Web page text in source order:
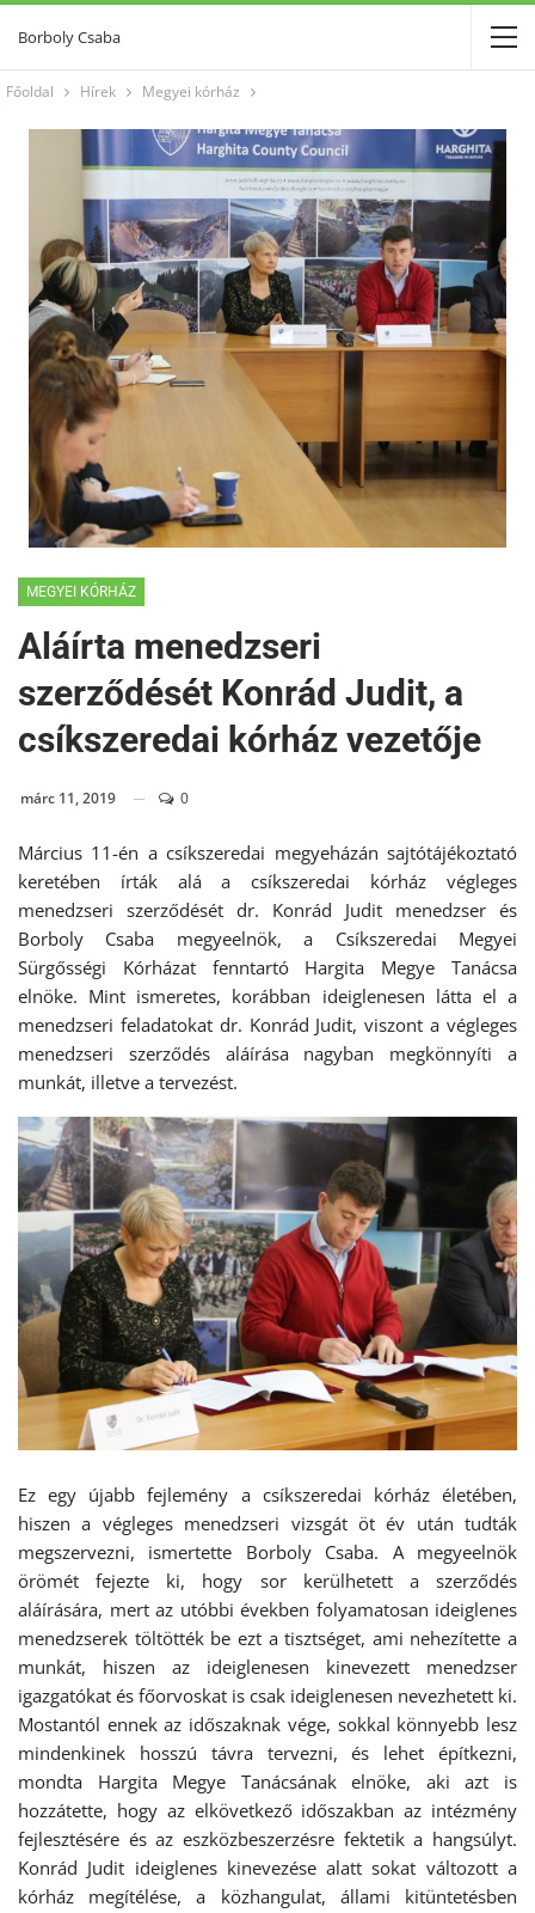
Borboly Csaba
Főoldal Hírek Megyei kórház
MEGYEI KÓRHÁZ
Aláírta menedzseri
szerződését Konrád Judit, a
csíkszeredai kórház vezetője
márc 11, 2019 0
Március 11-én a csíkszeredai megyeházán sajtótájékoztató
keretében írták alá a csíkszeredai kórház végleges
menedzseri szerződését dr. Konrád Judit menedzser és
Borboly Csaba megyeelnök, a Csíkszeredai Megyei
Sürgősségi Kórházat fenntartó Hargita Megye Tanácsa
elnöke. Mint ismeretes, korábban ideiglenesen látta el a
menedzseri feladatokat dr. Konrád Judit, viszont a végleges
menedzseri szerződés aláírása nagyban megkönnyíti a
munkát, illetve a tervezést.
Ez egy újabb fejlemény a csíkszeredai kórház életében,
hiszen a végleges menedzseri vizsgát öt év után tudták
megszervezni, ismertette Borboly Csaba. A megyeelnök
örömét fejezte ki, hogy sor kerülhetett a szerződés
aláírására, mert az utóbbi években folyamatosan ideiglenes
menedzserek töltötték be ezt a tisztséget, ami nehezítette a
munkát, hiszen az ideiglenesen kinevezett menedzser
igazgatókat és főorvoskat is csak ideiglenesen nevezhetett ki.
Mostantól ennek az időszaknak vége, sokkal könnyebb lesz
mindenkinek hosszú távra tervezni, és lehet építkezni,
mondta Hargita Megye Tanácsának elnöke, aki azt is
hozzátette, hogy az elkövetkező időszakban az intézmény
fejlesztésére és az eszközbeszerzésre fektetik a hangsúlyt.
Konrád Judit ideiglenes kinevezése alatt sokat változott a
kórház megítélése, a közhangulat, állami kitüntetésben